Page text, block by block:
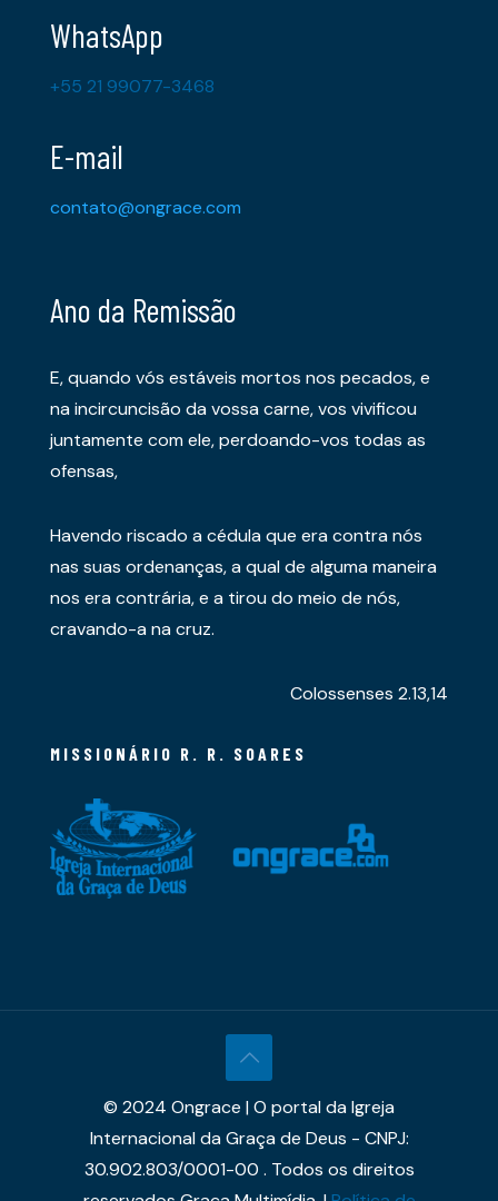
WhatsApp
+55 21 99077-3468
E-mail
contato@ongrace.com
Ano da Remissão
E, quando vós estáveis mortos nos pecados, e
na incircuncisão da vossa carne, vos vivificou
juntamente com ele, perdoando-vos todas as
ofensas,
Havendo riscado a cédula que era contra nós
nas suas ordenanças, a qual de alguma maneira
nos era contrária, e a tirou do meio de nós,
cravando-a na cruz.
Colossenses 2.13,14
MISSIONÁRIO R. R. SOARES
© 2024 Ongrace | O portal da Igreja
Internacional da Graça de Deus - CNPJ:
30.902.803/0001-00 . Todos os direitos